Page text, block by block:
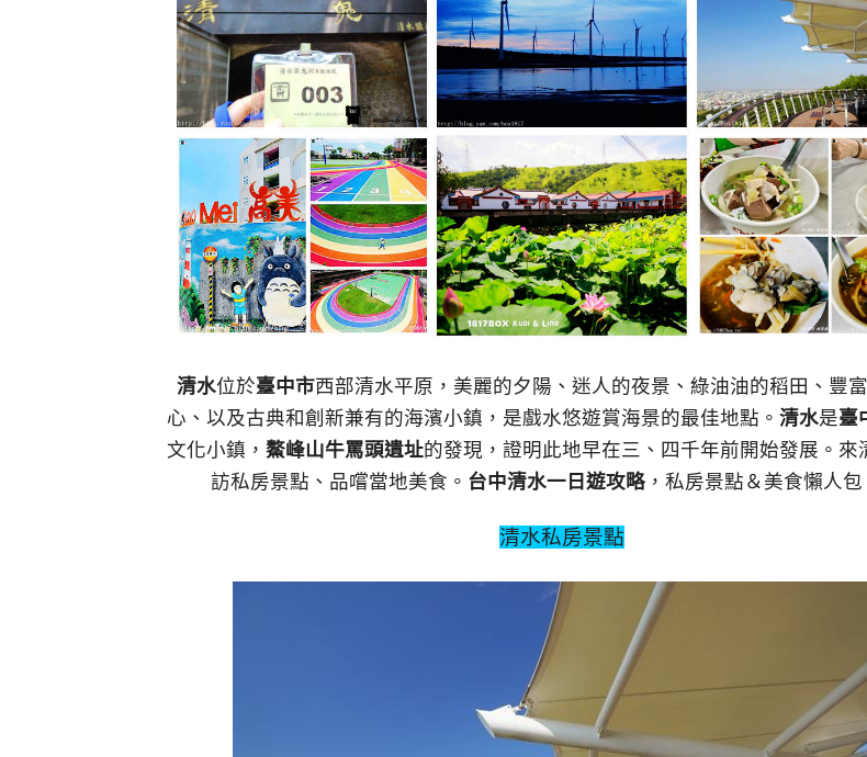
清水位於臺中市西部清水平原，美麗的夕陽、迷人的夜景、綠油油的稻田、豐
心、以及古典和創新兼有的海濱小鎮，是戲水悠遊賞海景的最佳地點。 清水是臺
文化小鎮， 鰲峰山牛罵頭遺址的發現，證明此地早在三、四千年前開始發展。來
訪私房景點、品嚐當地美食。 台中清水一日遊攻略 ，私房景點＆美食懶人包
清水私房景點